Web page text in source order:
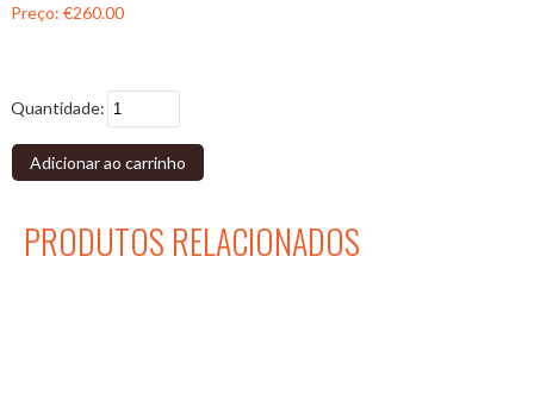
Preço: €260.00
Quantidade:
Adicionar ao carrinho
PRODUTOS RELACIONADOS